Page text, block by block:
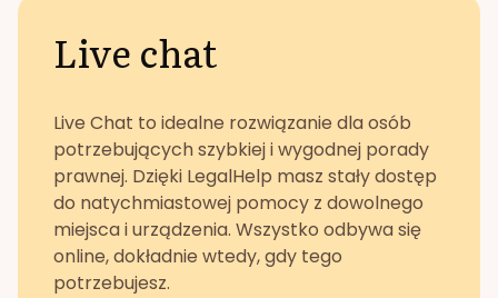
Live chat
Live Chat to idealne rozwiązanie dla osób
potrzebujących szybkiej i wygodnej porady
prawnej. Dzięki LegalHelp masz stały dostęp
do natychmiastowej pomocy z dowolnego
miejsca i urządzenia. Wszystko odbywa się
online, dokładnie wtedy, gdy tego
potrzebujesz.